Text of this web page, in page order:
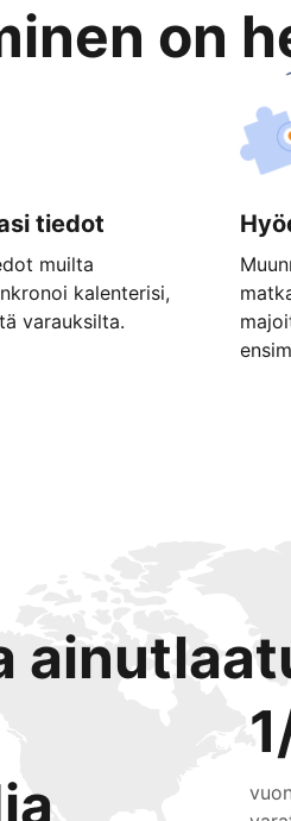
on
tiedot
muilta
kalenterisi,
varauksilta.